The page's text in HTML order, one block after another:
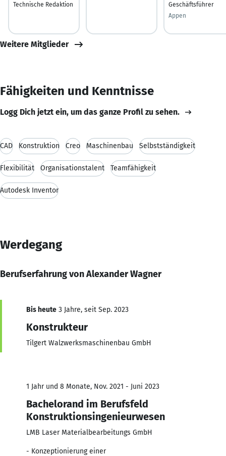
Technische Redaktion
Geschäftsführer
Appen
Weitere Mitglieder
Fähigkeiten und Kenntnisse
Logg Dich jetzt ein, um das ganze Profil zu sehen.
CAD Konstruktion Creo Maschinenbau Selbstständigkeit
Flexibilität Organisationstalent Teamfähigkeit
Autodesk Inventor
Werdegang
Berufserfahrung von Alexander Wagner
Bis heute 3 Jahre, seit Sep. 2023
Konstrukteur
Tilgert Walzwerksmaschinenbau GmbH
1 Jahr und 8 Monate, Nov. 2021 - Juni 2023
Bachelorand im Berufsfeld
Konstruktionsingenieurwesen
LMB Laser Materialbearbeitungs GmbH
- Konzeptionierung einer